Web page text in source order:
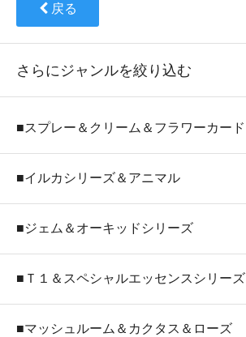
戻る
さらにジャンルを絞り込む
■スプレー＆クリーム＆フラワーカード
■イルカシリーズ＆アニマル
■ジェム＆オーキッドシリーズ
■Ｔ１＆スペシャルエッセンスシリーズ
■マッシュルーム＆カクタス＆ローズ